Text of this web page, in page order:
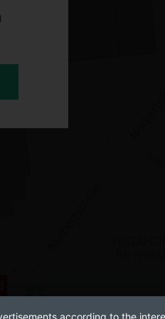
according to the